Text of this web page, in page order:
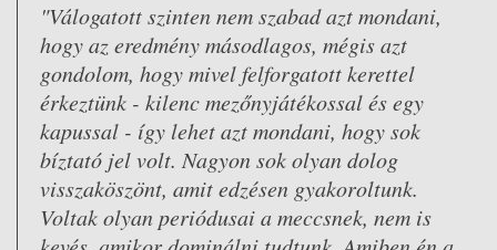
"Válogatott szinten nem szabad azt mondani,
hogy az eredmény másodlagos, mégis azt
gondolom, hogy mivel felforgatott kerettel
érkeztünk - kilenc mezőnyjátékossal és egy
kapussal - így lehet azt mondani, hogy sok
bíztató jel volt. Nagyon sok olyan dolog
visszaköszönt, amit edzésen gyakoroltunk.
Voltak olyan periódusai a meccsnek, nem is